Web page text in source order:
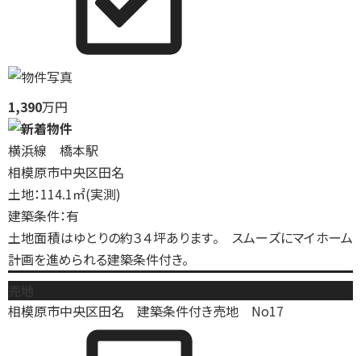
1,390万円
横浜線 橋本駅
相模原市中央区田名
土地：114.1㎡(実測)
建築条件：有
土地面積はゆとりの約３４坪あります。 スムーズにマイホーム
計画を進められる建築条件付き。
相模原市中央区田名 建築条件付き売地 No17